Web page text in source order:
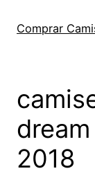
Comprar
2018